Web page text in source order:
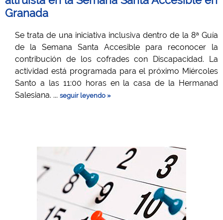
Granada
Se trata de una iniciativa inclusiva dentro de la 8ª Guía
de la Semana Santa Accesible para reconocer la
contribución de los cofrades con Discapacidad. La
actividad está programada para el próximo Miércoles
Santo a las 11:00 horas en la casa de la Hermanad
Salesiana. ... seguir leyendo »